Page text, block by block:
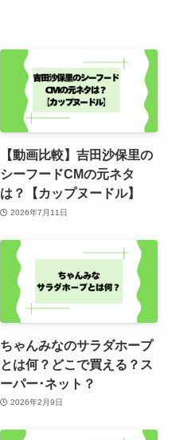
【動画比較】吉田沙保里の
シーフードCMの元ネタ
は？【カップヌードル】
2026年7月11日
ちゃんみなのサラダホープ
とは何？どこで買える？ス
ーパー･ネット？
2026年2月9日